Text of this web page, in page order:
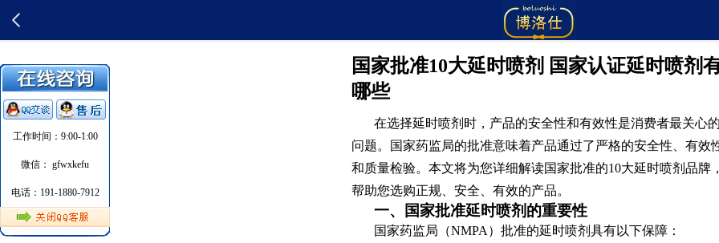
国家批准10大延时喷剂 国家认证延时喷剂
哪些
在选择延时喷剂时，产品的安全性和有效性是消费者最关心
问题。国家药监局的批准意味着产品通过了严格的安全性、有效
和质量检验。本文将为您详细解读国家批准的10大延时喷剂品牌
帮助您选购正规、安全、有效的产品。
一、国家批准延时喷剂的重要性
国家药监局（NMPA）批准的延时喷剂具有以下保障：
工作时间：9:00-1:00
微信： gfwxkefu
电话：191-1880-7912